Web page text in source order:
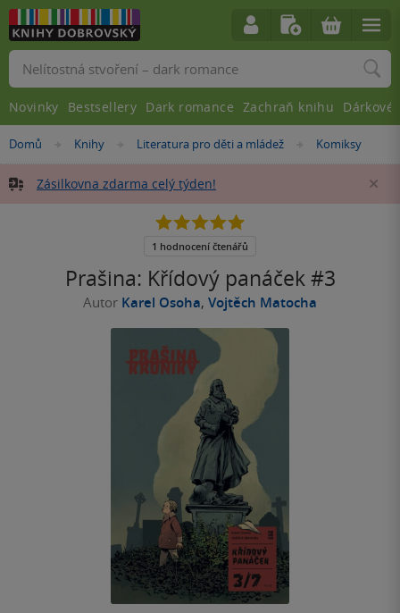
Nacházíte
zde:
Domů »
Knihy »
Literatura pro děti a mládež »
Komiksy
Zásilkovna zdarma celý týden!
Prašina: Křídový panáček #3
Autor Karel Osoha, Vojtěch Matocha
5.0
5
1 hodnocení čtenářů
Vyhledávání
Novinky Bestsellery Dark romance Zachraň knihu Dárkové